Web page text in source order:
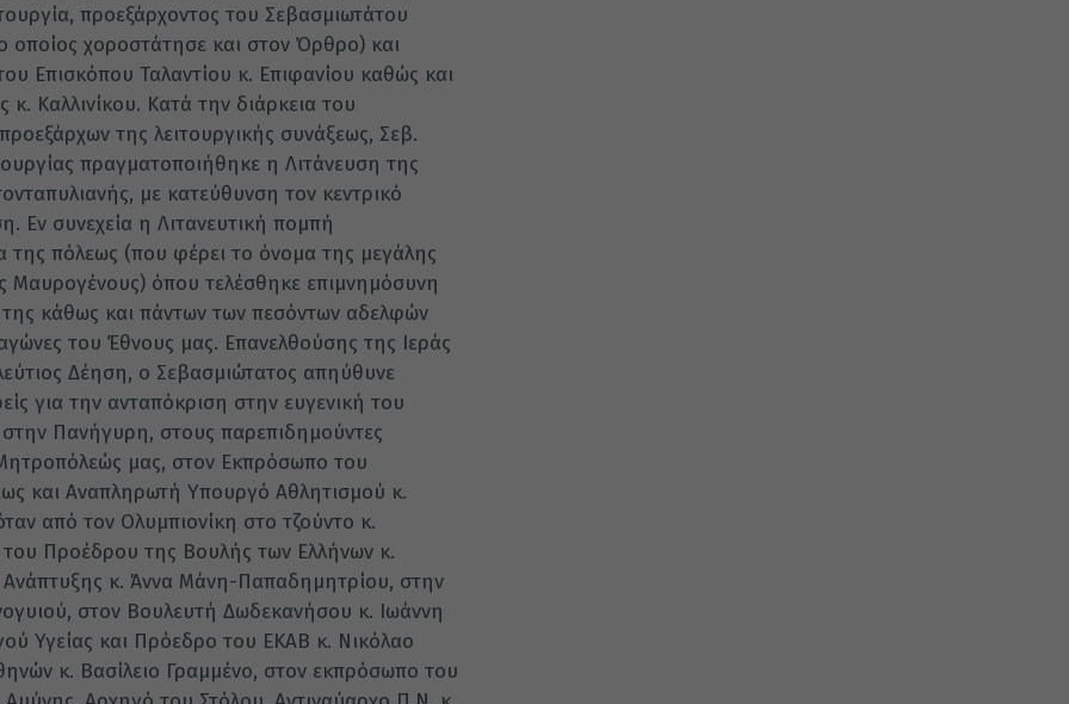
προεξάρχοντος του Σεβασμιωτάτου
οποίος χοροστάτησε και στον Όρθρο) και
Επισκόπου Ταλαντίου κ. Επιφανίου καθώς και
Καλλινίκου. Κατά την διάρκεια του
της λειτουργικής συνάξεως, Σεβ.
πραγματοποιήθηκε η Λιτάνευση της
με κατεύθυνση τον κεντρικό
Εν συνεχεία η Λιτανευτική πομπή
της πόλεως (που φέρει το όνομα της μεγάλης
Μαυρογένους) όπου τελέσθηκε επιμνημόσυνη
κάθως και πάντων των πεσόντων αδελφών
του Έθνους μας. Επανελθούσης της Ιεράς
Δέηση, ο Σεβασμιώτατος απηύθυνε
για την ανταπόκριση στην ευγενική του
Πανήγυρη, στους παρεπιδημούντες
μας, στον Εκπρόσωπο του
και Αναπληρωτή Υπουργό Αθλητισμού κ.
από τον Ολυμπιονίκη στο τζούντο κ.
Προέδρου της Βουλής των Ελλήνων κ.
κ. Άννα Μάνη-Παπαδημητρίου, στην
στον Βουλευτή Δωδεκανήσου κ. Ιωάννη
Υγείας και Πρόεδρο του ΕΚΑΒ κ. Νικόλαο
κ. Βασίλειο Γραμμένο, στον εκπρόσωπο του